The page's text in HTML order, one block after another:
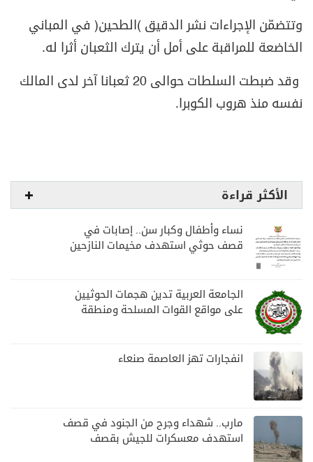
وتتضمّن الإجراءات نشر الدقيق (الطحين) في المباني
الخاضعة للمراقبة على أمل أن يترك الثعبان أثرا له.
وقد ضبطت السلطات حوالى 20 ثعبانا آخر لدى المالك
نفسه منذ هروب الكوبرا.
الأكثر قراءة
نساء وأطفال وكبار سن.. إصابات في
قصف حوثي استهدف مخيمات النازحين
الجامعة العربية تدين هجمات الحوثيين
على مواقع القوات المسلحة ومنطقة
انفجارات تهز العاصمة صنعاء
مارب.. شهداء وجرح من الجنود في قصف
استهدف معسكرات للجيش بقصف